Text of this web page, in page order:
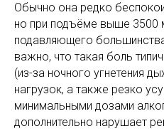
Обычно она редко
но при подъёме выше 3500
подавляющего
важно, что такая боль
(из-за ночного угнетения
нагрузок, а также резко
минимальными дозами
дополнительно нарушает